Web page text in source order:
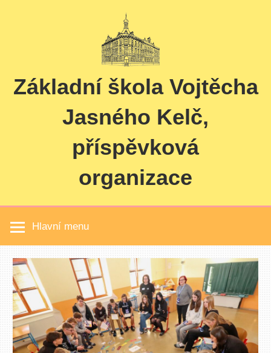
Základní škola Vojtěcha
Jasného Kelč,
příspěvková
organizace
Hlavní menu